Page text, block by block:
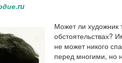
Может ли художник
обстоятельствах?
не может никого
перед многими, но